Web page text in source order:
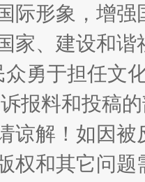
际形象，增
家、建设和
众勇于担任文
报料和投稿
谅解！如因
权和其它问题